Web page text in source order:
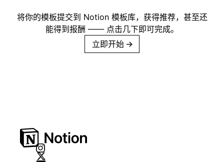
将你的模板提交到 Notion 模板库，获得推荐，甚至还
能得到报酬 —— 点击几下即可完成。
立即开始 →